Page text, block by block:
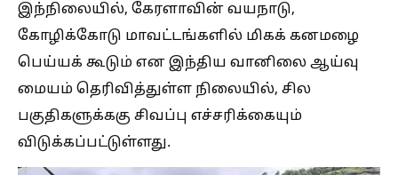
இந்நிலையில், கேரளாவின் வயநாடு,
கோழிக்கோடு மாவட்டங்களில் மிகக் கனமழை
பெய்யக் கூடும் என இந்திய வானிலை ஆய்வு
மையம் தெரிவித்துள்ள நிலையில், சில
பகுதிகளுக்ககு சிவப்பு எச்சரிக்கையும்
விடுக்கப்பட்டுள்ளது.